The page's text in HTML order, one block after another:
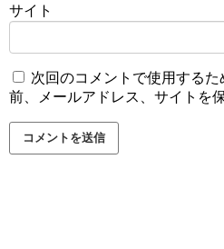
サイト
次回のコメントで使用する
前、メールアドレス、サイトを